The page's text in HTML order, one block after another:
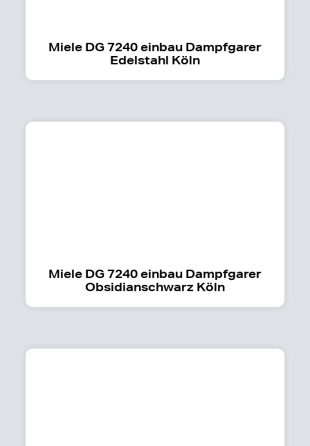
Miele DG 7240 einbau Dampfgarer
Edelstahl Köln
Miele DG 7240 einbau Dampfgarer
Obsidianschwarz Köln